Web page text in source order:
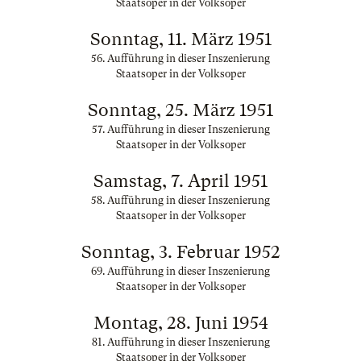
Staatsoper in der Volksoper
Sonntag, 11. März 1951
56. Aufführung in dieser Inszenierung
Staatsoper in der Volksoper
Sonntag, 25. März 1951
57. Aufführung in dieser Inszenierung
Staatsoper in der Volksoper
Samstag, 7. April 1951
58. Aufführung in dieser Inszenierung
Staatsoper in der Volksoper
Sonntag, 3. Februar 1952
69. Aufführung in dieser Inszenierung
Staatsoper in der Volksoper
Montag, 28. Juni 1954
81. Aufführung in dieser Inszenierung
Staatsoper in der Volksoper